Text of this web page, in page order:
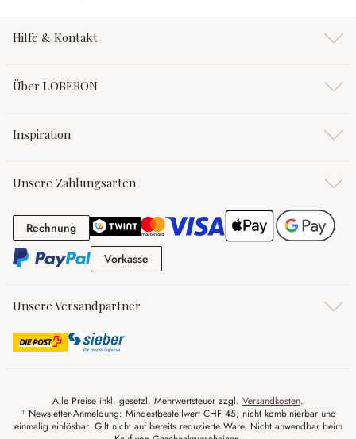
Hilfe & Kontakt
Über LOBERON
Inspiration
Unsere Zahlungsarten
RechnungRechnung
Vorkasse
Unsere Versandpartner
Alle Preise inkl. gesetzl. Mehrwertsteuer zzgl. Versandkosten.
¹ Newsletter-Anmeldung: Mindestbestellwert CHF 45; nicht kombinierbar und
einmalig einlösbar. Gilt nicht auf bereits reduzierte Ware. Nicht anwendbar beim